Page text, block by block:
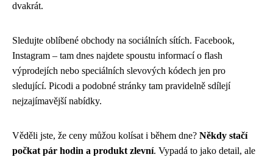
dvakrát.
Sledujte oblíbené obchody na sociálních sítích. Facebook,
Instagram – tam dnes najdete spoustu informací o flash
výprodejích nebo speciálních slevových kódech jen pro
sledující. Picodi a podobné stránky tam pravidelně sdílejí
nejzajímavější nabídky.
Věděli jste, že ceny můžou kolísat i během dne? Někdy stačí
počkat pár hodin a produkt zlevní. Vypadá to jako detail, ale